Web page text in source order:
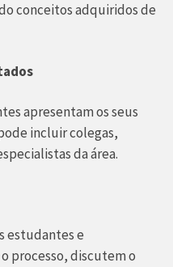
conceitos adquiridos de
apresentam os seus
incluir colegas,
da área.
estudantes e
processo, discutem o